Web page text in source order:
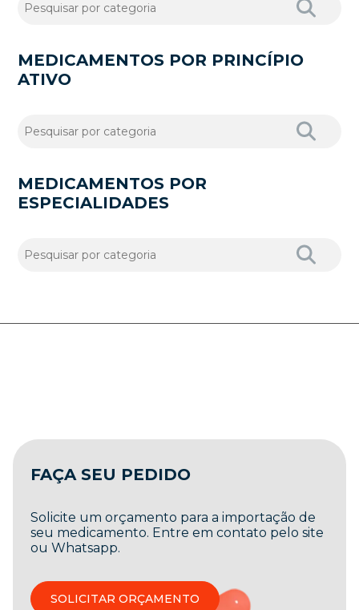
MEDICAMENTOS POR PRINCÍPIO
ATIVO
MEDICAMENTOS POR
ESPECIALIDADES
FAÇA SEU PEDIDO
Solicite um orçamento para a importação de
seu medicamento. Entre em contato pelo site
ou Whatsapp.
SOLICITAR ORÇAMENTO